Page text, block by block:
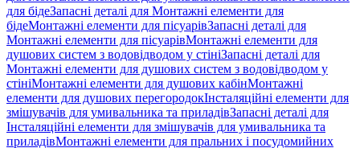
для бідеЗапасні деталі для Монтажні елементи для
бідеМонтажні елементи для пісуарівЗапасні деталі для
Монтажні елементи для пісуарівМонтажні елементи для
душових систем з водовідводом у стініЗапасні деталі для
Монтажні елементи для душових систем з водовідводом у
стініМонтажні елементи для душових кабінМонтажні
елементи для душових перегородокІнсталяційні елементи для
змішувачів для умивальника та приладівЗапасні деталі для
Інсталяційні елементи для змішувачів для умивальника та
приладівМонтажні елементи для пральних і посудомийних